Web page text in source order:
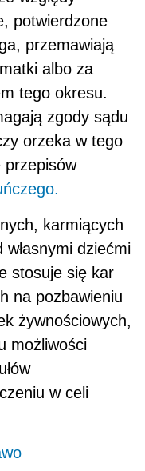
potwierdzone
przemawiają
albo za
tego okresu.
zgody sądu
orzeka w tego
przepisów
karmiących
własnymi dziećmi
stosuje się kar
na pozbawieniu
żywnościowych,
możliwości
w celi